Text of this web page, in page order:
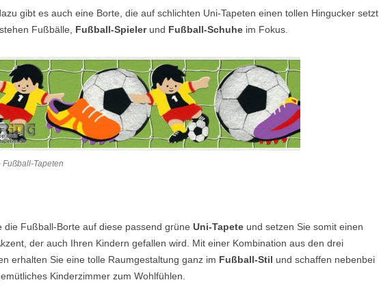
gibt es auch eine Borte, die auf schlichten Uni-Tapeten einen tollen Hingucker setzt.
Fußbälle, Fußball-Spielerund Fußball-Schuhe im Fokus.
Fußball-Tapeten
die Fußball-Borte auf diese passend grüne Uni-Tapete und setzen Sie somit einen
der auch Ihren Kindern gefallen wird. Mit einer Kombination aus den drei
erhalten Sie eine tolle Raumgestaltung ganz im Fußball-Stil und schaffen nebenbei
Kinderzimmer zum Wohlfühlen.